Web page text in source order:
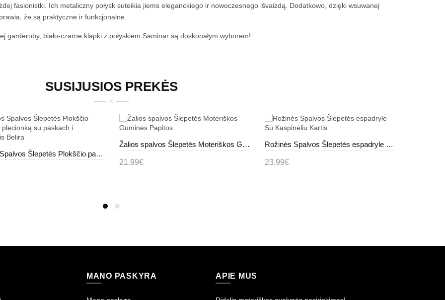
fasionistki. Ich metaliczny połysk suteikia jiems eleganckiego ir nowoczesnego išvaizdą. Dodatkowo, dzięki wsuwanej
że są praktyczne ir funkcjonalne.
biało-czarne klapki z połyskiem Saminar są doskonałym wyborem!
SUSIJUSIOS PREKĖS
Juodos Spalvos Šlepetės Plokščio pado Su plecionką su paskach i Cirkoniais Belira
Žalios spalvos Šlepetės Moteriškos Guminės Papitos
21.99€
Rožinės Spalvos Šlepetės espadryle Su Kaspinėliu Kartis
23.99€
MANO PASKYRA APIE MUS